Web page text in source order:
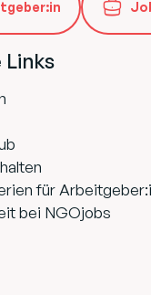
für
bei NGOjobs